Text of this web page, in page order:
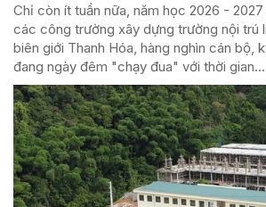
Chỉ còn ít tuần nữa, năm học 2026 -
các công trường xây dựng trường nội trú
biên giới Thanh Hóa, hàng nghìn cán bộ,
đang ngày đêm "chạy đua" với thời gian...